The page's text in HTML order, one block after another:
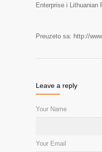
Enterprise i Lithuanian
Preuzeto sa: http://
Leave a reply
Your Name
Your Email